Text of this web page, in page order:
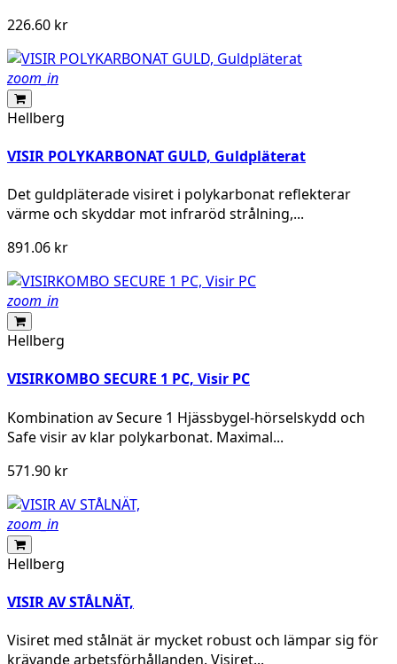
226.60 kr
zoom_in
Hellberg
VISIR POLYKARBONAT GULD, Guldpläterat
Det guldpläterade visiret i polykarbonat reflekterar
värme och skyddar mot infraröd strålning,...
891.06 kr
zoom_in
Hellberg
VISIRKOMBO SECURE 1 PC, Visir PC
Kombination av Secure 1 Hjässbygel-hörselskydd och
Safe visir av klar polykarbonat. Maximal...
571.90 kr
zoom_in
Hellberg
VISIR AV STÅLNÄT,
Visiret med stålnät är mycket robust och lämpar sig för
krävande arbetsförhållanden. Visiret...